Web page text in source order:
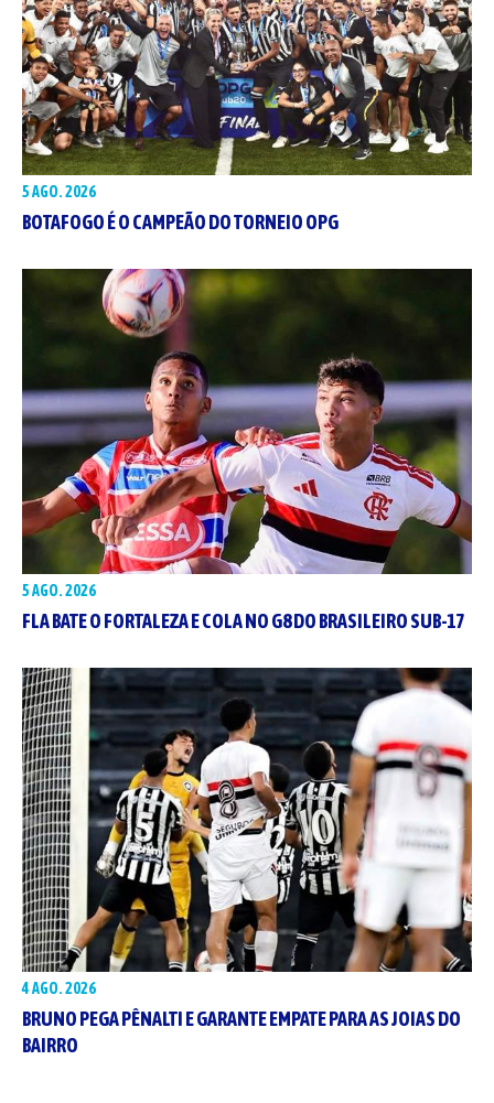
5 AGO. 2026
BOTAFOGO É O CAMPEÃO DO TORNEIO OPG
5 AGO. 2026
FLA BATE O FORTALEZA E COLA NO G8 DO BRASILEIRO SUB-17
4 AGO. 2026
BRUNO PEGA PÊNALTI E GARANTE EMPATE PARA AS JOIAS DO
BAIRRO